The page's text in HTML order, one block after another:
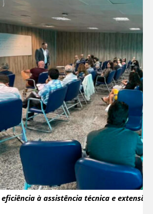
à assistência técnica e